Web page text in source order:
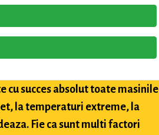
succes absolut toate masinile
la temperaturi extreme, la
Fie ca sunt multi factori